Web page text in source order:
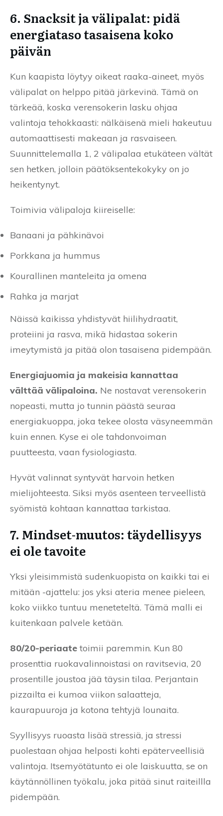
6. Snacksit ja välipalat: pidä
energiataso tasaisena koko
päivän
Kun kaapista löytyy oikeat raaka-aineet, myös
välipalat on helppo pitää järkevinä. Tämä on
tärkeää, koska verensokerin lasku ohjaa
valintoja tehokkaasti: nälkäisenä mieli hakeutuu
automaattisesti makeaan ja rasvaiseen.
Suunnittelemalla 1, 2 välipalaa etukäteen vältät
sen hetken, jolloin päätöksentekokyky on jo
heikentynyt.
Toimivia välipaloja kiireiselle:
Banaani ja pähkinävoi
Porkkana ja hummus
Kourallinen manteleita ja omena
Rahka ja marjat
Näissä kaikissa yhdistyvät hiilihydraatit,
proteiini ja rasva, mikä hidastaa sokerin
imeytymistä ja pitää olon tasaisena pidempään.
Energiajuomia ja makeisia kannattaa
välttää välipaloina. Ne nostavat verensokerin
nopeasti, mutta jo tunnin päästä seuraa
energiakuoppa, joka tekee olosta väsyneemmän
kuin ennen. Kyse ei ole tahdonvoiman
puutteesta, vaan fysiologiasta.
Hyvät valinnat syntyvät harvoin hetken
mielijohteesta. Siksi myös asenteen terveellistä
syömistä kohtaan kannattaa tarkistaa.
7. Mindset-muutos: täydellisyys
ei ole tavoite
Yksi yleisimmistä sudenkuopista on kaikki tai ei
mitään -ajattelu: jos yksi ateria menee pieleen,
koko viikko tuntuu meneteteltä. Tämä malli ei
kuitenkaan palvele ketään.
80/20-periaate toimii paremmin. Kun 80
prosenttia ruokavalinnoistasi on ravitsevia, 20
prosentille joustoa jää täysin tilaa. Perjantain
pizzailta ei kumoa viikon salaatteja,
kaurapuuroja ja kotona tehtyjä lounaita.
Syyllisyys ruoasta lisää stressiä, ja stressi
puolestaan ohjaa helposti kohti epäterveellisiä
valintoja. Itsemyötätunto ei ole laiskuutta, se on
käytännöllinen työkalu, joka pitää sinut raiteillla
pidempään.